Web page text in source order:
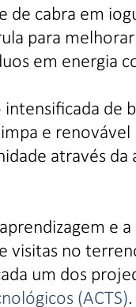
de cabra em
para
em energia
de
e renovável
através
e
visitas no
um dos
(ACTS)